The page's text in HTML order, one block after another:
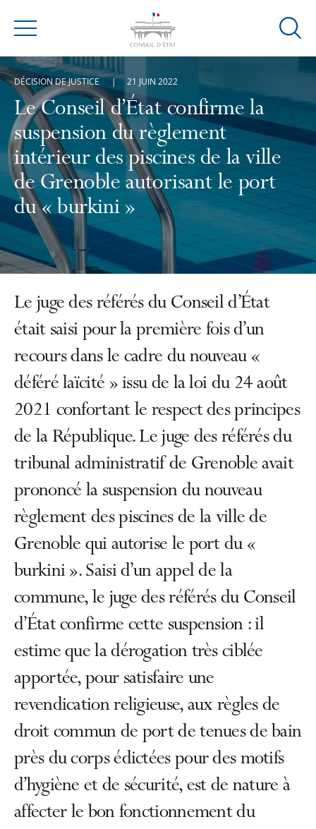
Menu
Ouvrir
Le Conseil d’État confirme la
suspension du règlement
intérieur des piscines de la ville
de Grenoble autorisant le port
du « burkini »
DÉCISION DE JUSTICE 21 JUIN 2022
Le juge des référés du Conseil d’État
était saisi pour la première fois d’un
recours dans le cadre du nouveau «
déféré laïcité » issu de la loi du 24 août
2021 confortant le respect des principes
de la République. Le juge des référés du
tribunal administratif de Grenoble avait
prononcé la suspension du nouveau
règlement des piscines de la ville de
Grenoble qui autorise le port du «
burkini ». Saisi d’un appel de la
commune, le juge des référés du Conseil
d’État confirme cette suspension : il
estime que la dérogation très ciblée
apportée, pour satisfaire une
revendication religieuse, aux règles de
droit commun de port de tenues de bain
près du corps édictées pour des motifs
d’hygiène et de sécurité, est de nature à
affecter le bon fonctionnement du